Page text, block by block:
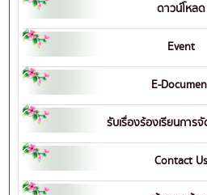
ดาวน์โหลด
Event
E-
รับเรื่องร้องเรียนการ
Contact Us